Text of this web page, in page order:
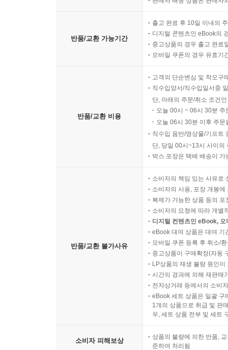
반품/교환 가능기간
출고 완료 후 10일 이내의
디지털 콘텐츠인 eBook의
중고상품의 경우 출고 완료
모바일 쿠폰의 경우 유효기
반품/교환 비용
고객의 단순변심 및 착오구
직수입양서/직수입일서중
단, 아래의 주문/취소 조건
오늘 00시 ~ 06시 30분
오늘 06시 30분 이후 주
직수입 음반/영상물/기프트
단, 당일 00시~13시 사이의
박스 포장은 택배 배송이
반품/교환 불가사유
소비자의 책임 있는 사유로
소비자의 사용, 포장 개봉
복제가 가능한 상품 등의
소비자의 요청에 따라 개별
디지털 컨텐츠인 eBook,
eBook 대여 상품은 대여 기
모바일 쿠폰 등록 후 취소/
중고상품이 구매확정(자동
LP상품의 재생 불량 원인
시간의 경과에 의해 재판매
전자상거래 등에서의 소비
eBook 세트 상품은 일괄 구
1개의 상품으로 취급 및 판
우, 세트 상품 전부 및 세트
소비자 피해보상
상품의 불량에 의한 반품,
준하여 처리됨